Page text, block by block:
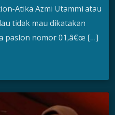
Atika Azmi Utammi atau
tidak mau dikatakan
paslon nomor 01,â€œ […]